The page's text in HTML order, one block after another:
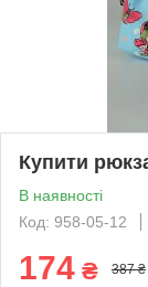
Купити
В наявності
Код: 958-05-12
174 ₴ 387 ₴